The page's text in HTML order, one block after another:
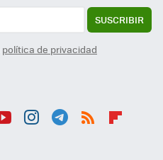
SUSCRIBIR
política de privacidad